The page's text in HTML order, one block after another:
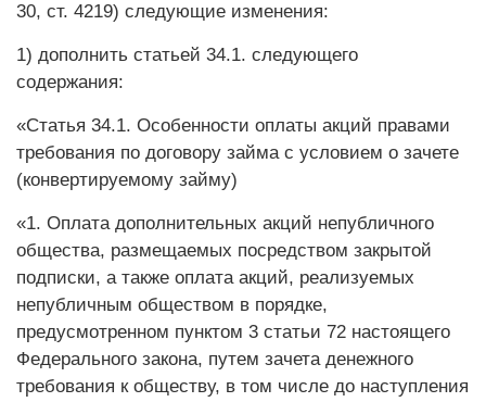
30, ст. 4219) следующие изменения:
1) дополнить статьей 34.1. следующего
содержания:
«Статья 34.1. Особенности оплаты акций правами
требования по договору займа с условием о зачете
(конвертируемому займу)
«1. Оплата дополнительных акций непубличного
общества, размещаемых посредством закрытой
подписки, а также оплата акций, реализуемых
непубличным обществом в порядке,
предусмотренном пунктом 3 статьи 72 настоящего
Федерального закона, путем зачета денежного
требования к обществу, в том числе до наступления